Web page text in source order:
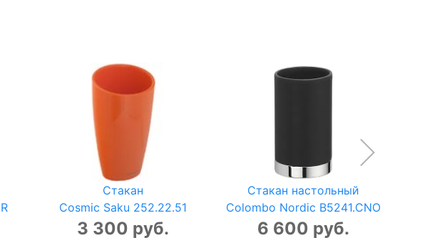
Стакан
Cosmic Saku 252.22.51
3 300 руб.
Стакан настольный
Colombo Nordic B5241.CNO
6 600 руб.